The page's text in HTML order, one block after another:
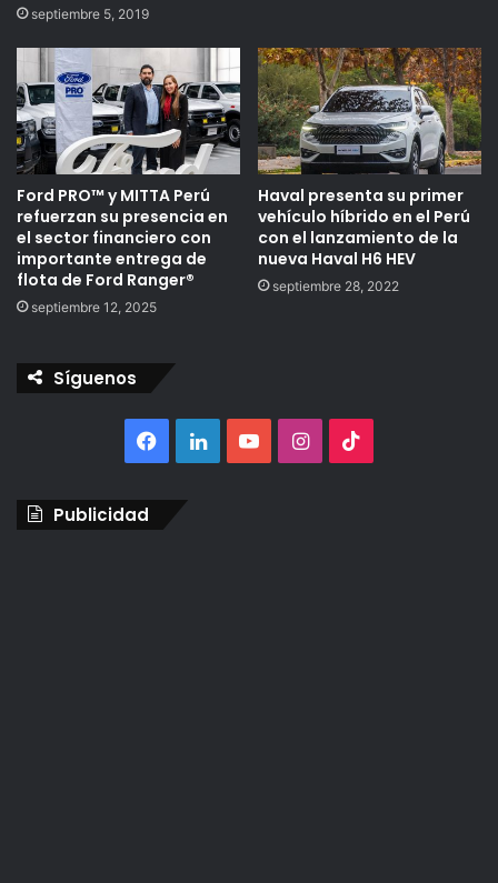
septiembre 5, 2019
Ford PRO™ y MITTA Perú
refuerzan su presencia en
el sector financiero con
importante entrega de
flota de Ford Ranger®
septiembre 12, 2025
Haval presenta su primer
vehículo híbrido en el Perú
con el lanzamiento de la
nueva Haval H6 HEV
septiembre 28, 2022
Síguenos
Facebook
LinkedInYouTubeInstagram
Publicidad